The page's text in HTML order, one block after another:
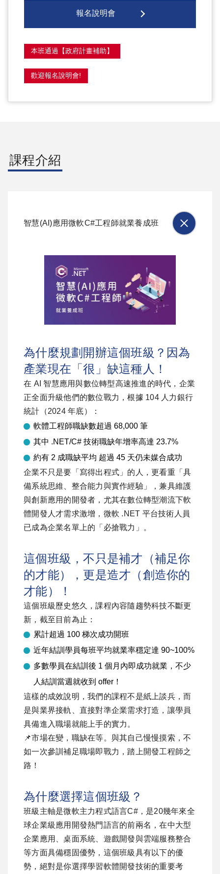
報名說明會
本班通過【政府計畫補助】
歡迎報名說明會!
課程介紹
智慧(AI)應用微軟C#工程師就業養成班
為什麼規劃開辦這個班級？因為
產業現在「很」缺這種人！
在 AI 智慧應用與數位轉型高速推進的時代，企業
正全面升級他們的數位戰力，根據 104 人力銀行
統計（2024 年底）：
軟體工程師職缺數超過 68,000 筆
其中 .NET/C# 技術職缺年增率高達 23.7%
約有 2 成職缺平均 超過 45 天仍未媒合成功
企業不只是要「寫得出程式」的人，更看重「具
備系統思維、整合能力與實作經驗」，兼具維護
與創新應用的開發者，尤其在數位轉型潮流下軟
體開發人才需求激增，微軟 .NET 平台技術人員
已成為企業名單上的「必搶戰力」。
這個班級，不只是補才（補足你
的才能），更是造才（創造你的
才能）！
這個班級歷史悠久，課程內容隨趨勢科技不斷更
新，截至目前為止：
累計超過 100 梯次成功開班
近年結訓學員每班平均就業率穩定達 90~100%
多數學員在結訓後 1 個月內即成功就業，不少
人結訓當週就收到 offer！
這樣的成效說明，我們的課程不是紙上談兵，而
是與業界接軌、直接對準企業需求打造，讓學員
具備進入職場就能上手的實力。
📌市場在變，職缺在等。與其自己慢慢摸索，不
如一次參訓補足職場即戰力，踏上開發工程師之
路！
為什麼選擇這個班級？
班級主軸是微軟主力程式語言C#，是20幾年來全
球企業級應用開發熱門語言的前兩名，在中大型
企業應用、桌面系統、遊戲開發與雲端服務整合
等方面具備穩固優勢，這個班級具有以下的優
勢，絕對是你選擇學習軟體開發技術的重要考